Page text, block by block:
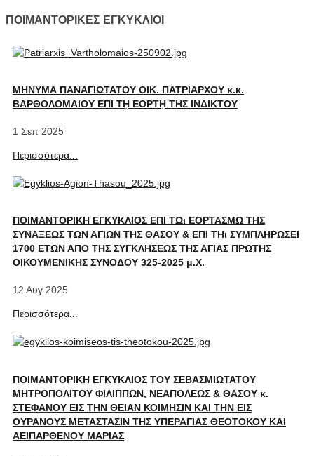
ΠΟΙΜΑΝΤΟΡΙΚΕΣ ΕΓΚΥΚΛΙΟΙ
ΜΗΝΥΜΑ ΠΑΝΑΓΙΩΤΑΤΟΥ ΟΙΚ. ΠΑΤΡΙΑΡΧΟΥ κ.κ.
ΒΑΡΘΟΛΟΜΑΙΟΥ ΕΠΙ Τῌ ΕΟΡΤῌ ΤΗΣ ΙΝΔΙΚΤΟΥ
1 Σεπ 2025
Περισσότερα...
ΠΟΙΜΑΝΤΟΡΙΚΗ ΕΓΚΥΚΛΙΟΣ ΕΠΙ ΤΩι ΕΟΡΤΑΣΜΩ ΤΗΣ
ΣΥΝΑΞΕΩΣ ΤΩΝ ΑΓΙΩΝ ΤΗΣ ΘΑΣΟΥ & ΕΠΙ ΤΗι ΣΥΜΠΛΗΡΩΣΕΙ
1700 ΕΤΩΝ ΑΠΟ ΤΗΣ ΣΥΓΚΛΗΣΕΩΣ ΤΗΣ ΑΓΙΑΣ ΠΡΩΤΗΣ
ΟΙΚΟΥΜΕΝΙΚΗΣ ΣΥΝΟΔΟΥ 325-2025 μ.Χ.
12 Αυγ 2025
Περισσότερα...
ΠΟΙΜΑΝΤΟΡΙΚΗ ΕΓΚΥΚΛΙΟΣ ΤΟΥ ΣΕΒΑΣΜΙΩΤΑΤΟΥ
ΜΗΤΡΟΠΟΛΙΤΟΥ ΦΙΛΙΠΠΩΝ, ΝΕΑΠΟΛΕΩΣ & ΘΑΣΟΥ κ.
ΣΤΕΦΑΝΟΥ ΕΙΣ ΤΗΝ ΘΕΙΑΝ ΚΟΙΜΗΣΙΝ ΚΑΙ ΤΗΝ ΕΙΣ
ΟΥΡΑΝΟΥΣ ΜΕΤΑΣΤΑΣΙΝ ΤΗΣ ΥΠΕΡΑΓΙΑΣ ΘΕΟΤΟΚΟΥ ΚΑΙ
ΑΕΙΠΑΡΘΕΝΟΥ ΜΑΡΙΑΣ